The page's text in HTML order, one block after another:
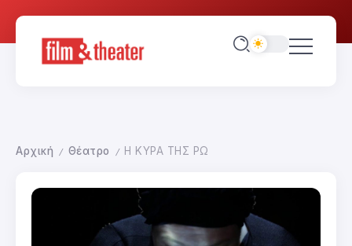
Αρχική / Θέατρο / Η ΚΥΡΑ ΤΗΣ ΡΩ